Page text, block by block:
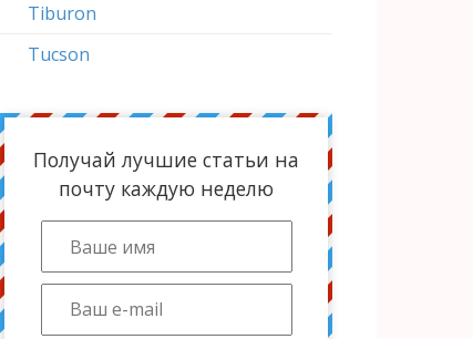
Tiburon
Tucson
Получай лучшие статьи на
почту каждую неделю